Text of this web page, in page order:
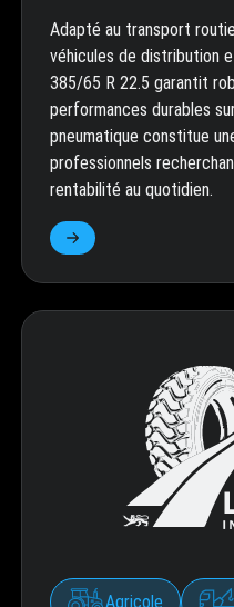
Adapté au transport
véhicules de distribution
385/65 R 22.5 garantit
performances durables
pneumatique constitue
professionnels
rentabilité au quotidien.
Agricole